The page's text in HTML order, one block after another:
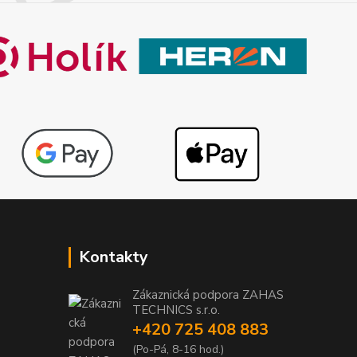
Kontakty
Zákaznická podpora ZAHAS
TECHNICS s.r.o.
+420 725 408 883
(Po-Pá, 8-16 hod.)